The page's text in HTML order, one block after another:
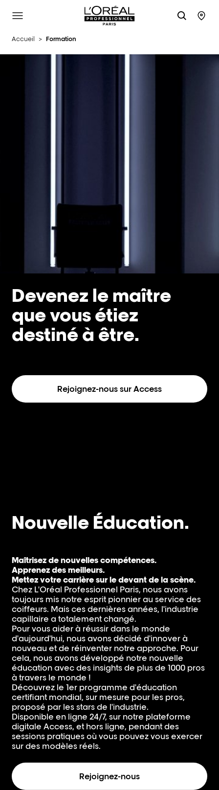
L'Oréal Professionnel Paris
Site Menu
Accueil > Formation
Devenez le maître
que vous étiez
destiné à être.
Rejoignez-nous sur Access
Nouvelle Éducation.
Maîtrisez de nouvelles compétences.
Apprenez des meilleurs.
Mettez votre carrière sur le devant de la scène.
Chez L'Oréal Professionnel Paris, nous avons
toujours mis notre esprit pionnier au service des
coiffeurs. Mais ces dernières années, l'industrie
capillaire a totalement changé.
Pour vous aider à réussir dans le monde
d'aujourd'hui, nous avons décidé d'innover à
nouveau et de réinventer notre approche. Pour
cela, nous avons développé notre nouvelle
éducation avec des insights de plus de 1000 pros
à travers le monde !
Découvrez le 1er programme d'éducation
certifiant mondial, sur mesure pour les pros,
proposé par les stars de l'industrie.
Disponible en ligne 24/7, sur notre plateforme
digitale Access, et hors ligne, pendant des
sessions pratiques où vous pouvez vous exercer
sur des modèles réels.
Rejoignez-nous